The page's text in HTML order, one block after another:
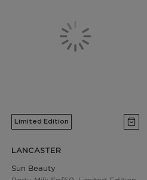
Limited Edition
LANCASTER
Sun Beauty